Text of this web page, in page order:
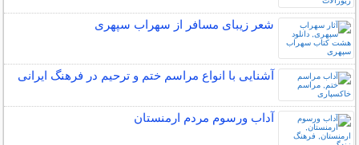
شعر زیبای مسافر از سهراب سپهری
آشنایی با انواع مراسم ختم و ترحیم در فرهنگ ایرانی
آداب ورسوم مردم ارمنستان